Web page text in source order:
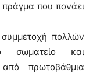
που πονάει
συμμετοχή πολλών
σωματείο και
πρωτοβάθμια